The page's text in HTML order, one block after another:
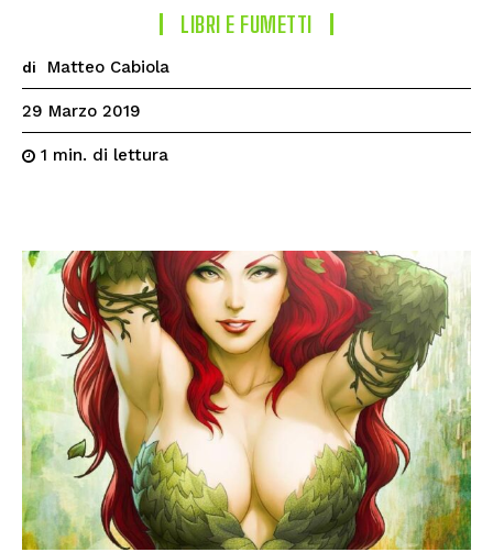
LIBRI E FUMETTI
di Matteo Cabiola
29 Marzo 2019
1 min. di lettura